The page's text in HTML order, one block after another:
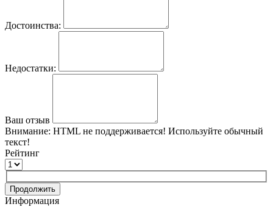
Достоинства:
Недостатки:
Ваш отзыв
Внимание: HTML не поддерживается! Используйте обычный
текст!
Рейтинг
Продолжить
Информация